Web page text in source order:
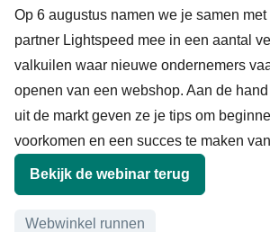
Op 6 augustus namen we je samen
partner Lightspeed mee in een aantal
valkuilen waar nieuwe ondernemers
openen van een webshop. Aan de
uit de markt geven ze je tips om
voorkomen en een succes te maken
Bekijk de webinar terug
Onderwerpen
Webwinkel runnen